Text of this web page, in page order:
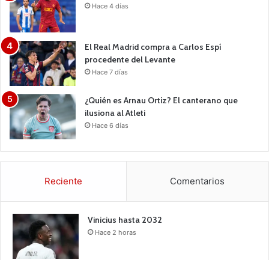
Hace 4 días
El Real Madrid compra a Carlos Espí
procedente del Levante
Hace 7 días
¿Quién es Arnau Ortiz? El canterano que
ilusiona al Atleti
Hace 6 días
Reciente Comentarios
Vinicius hasta 2032
Hace 2 horas